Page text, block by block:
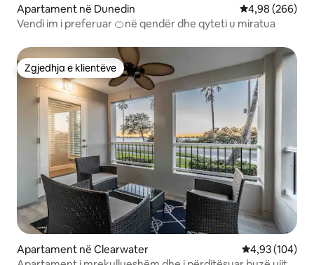
Apartament në Dunedin Vlerësimi
4,98 (266)
Vendi im i preferuar 🍊në qendër dhe qyteti u miratua
Zgjedhja e klientëve
Zgjedhja e klientëve
Apartament në Clearwater Vlerësimi
4,93 (104)